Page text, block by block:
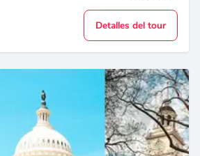
Detalles del tour